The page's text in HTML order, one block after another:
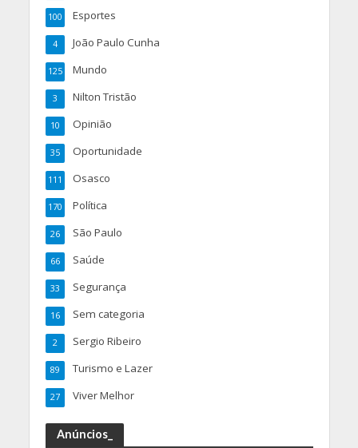
Esportes
100
João Paulo Cunha
4
Mundo
125
Nilton Tristão
3
Opinião
10
Oportunidade
35
Osasco
111
Política
170
São Paulo
26
Saúde
66
Segurança
33
Sem categoria
16
Sergio Ribeiro
2
Turismo e Lazer
89
Viver Melhor
27
Anúncios_